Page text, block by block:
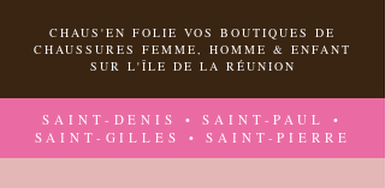
CHAUS'EN FOLIE VOS BOUTIQUES DE
CHAUSSURES FEMME, HOMME & ENFANT
SUR L'ÎLE DE LA RÉUNION
SAINT-DENIS • SAINT-PAUL •
SAINT-GILLES • SAINT-PIERRE